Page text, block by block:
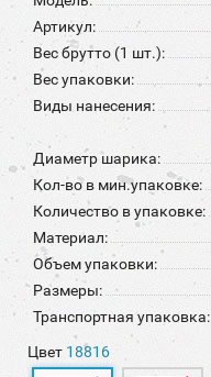
Артикул:
Вес брутто (1 шт.):
Вес упаковки:
Виды нанесения:
Диаметр шарика:
Кол-во в мин.упаковке:
Количество в упаковке:
Материал:
Объем упаковки:
Размеры:
Транспортная упаковка:
Цвет 18816